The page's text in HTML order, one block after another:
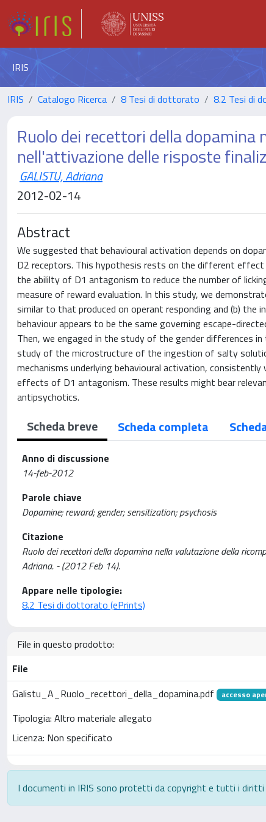
IRIS
IRIS Catalogo Ricerca 8 Tesi di dottorato 8.2 Tesi di
Ruolo dei recettori della dopamina
nell'attivazione delle risposte
GALISTU, Adriana
2012-02-14
Abstract
We suggested that behavioural activation depends on
D2 receptors. This hypothesis rests on the different
the abililty of D1 antagonism to reduce the number of
measure of reward evaluation. In this study, we
similar to that produced on operant responding and (b)
behaviour appears to be the same governing escape-
Then, we engaged in the study of the gender differences
study of the microstructure of the ingestion of salty
mechanisms underlying behavioural activation,
effects of D1 antagonism. These results might bear
antipsychotics.
Scheda breve Scheda completa
Anno di discussione
14-feb-2012
Parole chiave
Dopamine; reward; gender; sensitization; psychosis
Citazione
Ruolo dei recettori della dopamina nella valutazione della
Adriana. - (2012 Feb 14).
Appare nelle tipologie:
8.2 Tesi di dottorato (ePrints)
File in questo prodotto:
File
Galistu_A_Ruolo_recettori_della_dopamina.pdf
accesso
Tipologia: Altro materiale allegato
Licenza: Non specificato
I documenti in IRIS sono protetti da copyright e tutti i diritti